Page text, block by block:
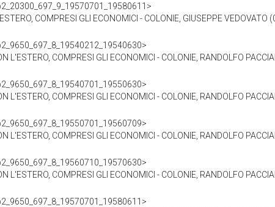
COMPRESI GLI ECONOMICI - COLONIE, GIUSEPPE
L'ESTERO, COMPRESI GLI ECONOMICI - COLONIE, RANDOLFO
L'ESTERO, COMPRESI GLI ECONOMICI - COLONIE, RANDOLFO
L'ESTERO, COMPRESI GLI ECONOMICI - COLONIE, RANDOLFO
L'ESTERO, COMPRESI GLI ECONOMICI - COLONIE, RANDOLFO